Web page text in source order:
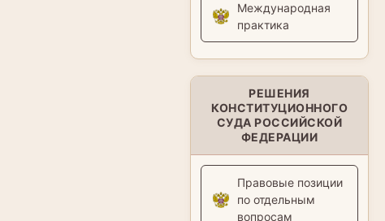
Международная
практика
РЕШЕНИЯ
КОНСТИТУЦИОННОГО
СУДА РОССИЙСКОЙ
ФЕДЕРАЦИИ
Правовые позиции
по отдельным
вопросам